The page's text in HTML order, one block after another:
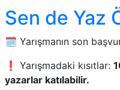
Sen de Yaz
🗓️ Yarışmanın son
❗ Yarışmadaki kısıtlar:
yazarlar katılabilir.